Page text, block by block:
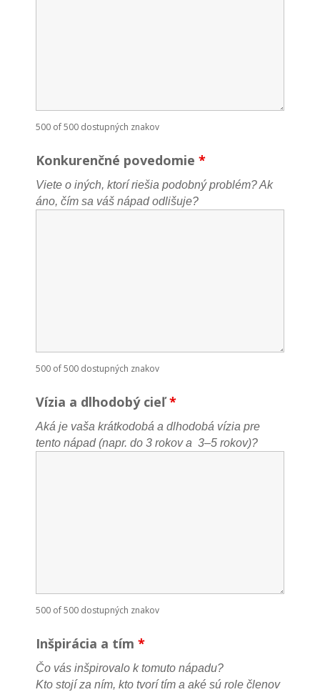
500 of 500 dostupných znakov
Konkurenčné povedomie *
Viete o iných, ktorí riešia podobný problém? Ak
áno, čím sa váš nápad odlišuje?
500 of 500 dostupných znakov
Vízia a dlhodobý cieľ*
Aká je vaša krátkodobá a dlhodobá vízia pre
tento nápad (napr. do 3 rokov a 3–5 rokov)?
500 of 500 dostupných znakov
Inšpirácia a tím *
Čo vás inšpirovalo k tomuto nápadu?
Kto stojí za ním, kto tvorí tím a aké sú role členov